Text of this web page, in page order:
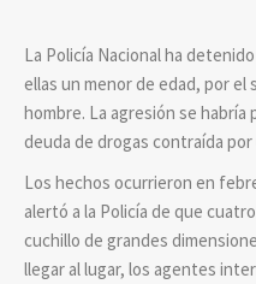
La Policía Nacional ha
ellas un menor de edad, por
hombre. La agresión se
deuda de drogas contraída por
Los hechos ocurrieron en
alertó a la Policía de que
cuchillo de grandes
llegar al lugar, los agentes